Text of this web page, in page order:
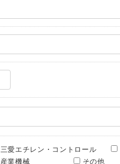
三愛エチレン・コントロール
産業機械 その他